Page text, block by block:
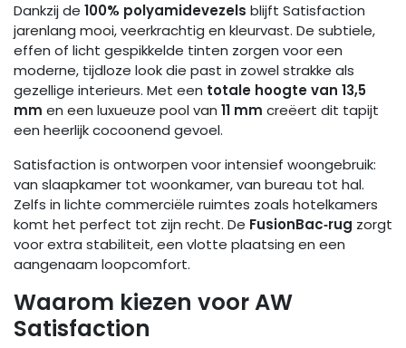
Dankzij de 100% polyamidevezels blijft Satisfaction
jarenlang mooi, veerkrachtig en kleurvast. De subtiele,
effen of licht gespikkelde tinten zorgen voor een
moderne, tijdloze look die past in zowel strakke als
gezellige interieurs. Met een totale hoogte van 13,5
mm en een luxueuze pool van 11 mm creëert dit tapijt
een heerlijk cocoonend gevoel.
Satisfaction is ontworpen voor intensief woongebruik:
van slaapkamer tot woonkamer, van bureau tot hal.
Zelfs in lichte commerciële ruimtes zoals hotelkamers
komt het perfect tot zijn recht. De FusionBac‑rug zorgt
voor extra stabiliteit, een vlotte plaatsing en een
aangenaam loopcomfort.
Waarom kiezen voor AW
Satisfaction